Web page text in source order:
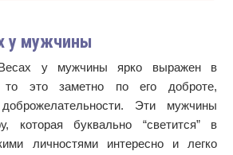
у мужчины
у мужчины ярко выражен в
то это заметно по его доброте,
Эти мужчины
которая буквально “светится” в
личностями интересно и легко